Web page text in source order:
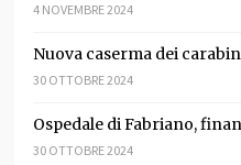
4 NOVEMBRE 2024
Nuova caserma dei
30 OTTOBRE 2024
Ospedale di Fabriano,
30 OTTOBRE 2024